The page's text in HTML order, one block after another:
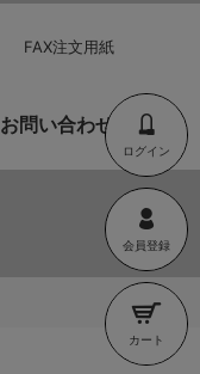
FAX注文用紙
ログイン
会員登録
カート
お問い合わせ